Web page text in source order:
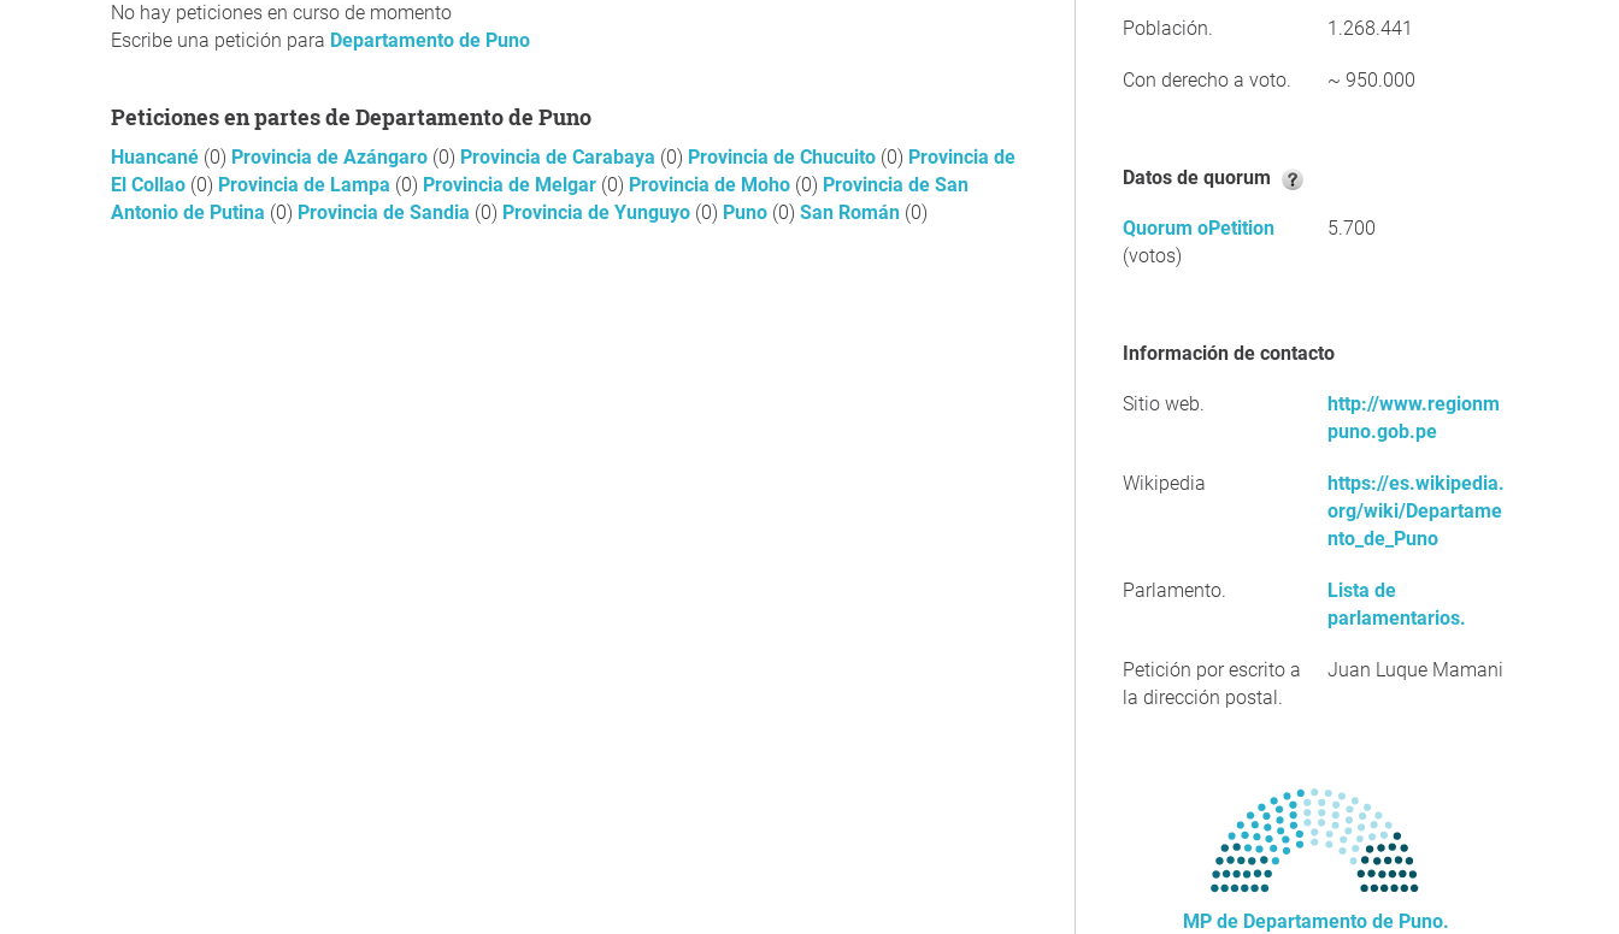
No hay peticiones en curso de momento
Escribe una petición para Departamento de Puno
Peticiones en partes de Departamento de Puno
Huancané (0) Provincia de Azángaro (0) Provincia de Carabaya (0) Provincia de Chucuito (0) Provincia de
El Collao (0) Provincia de Lampa (0) Provincia de Melgar (0) Provincia de Moho (0) Provincia de San
Antonio de Putina (0) Provincia de Sandia (0) Provincia de Yunguyo (0) Puno (0) San Román (0)
Población. 1.268.441
Con derecho a voto. ~ 950.000
Datos de quorum
Quorum oPetition
(votos)
5.700
Información de contacto
Sitio web.
http://www.regionm
puno.gob.pe
Wikipedia
https://es.wikipedia.
org/wiki/Departame
nto_de_Puno
Parlamento.
Lista de
parlamentarios.
Petición por escrito a
la dirección postal.
Juan Luque Mamani
MP de Departamento de Puno.